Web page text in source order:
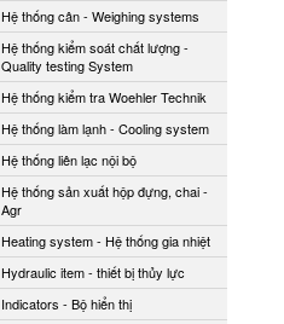
Hệ thống cân - Weighing systems
Hệ thống kiểm soát chất lượng -
Quality testing System
Hệ thống kiểm tra Woehler Technik
Hệ thống làm lạnh - Cooling system
Hệ thống liên lạc nội bộ
Hệ thống sản xuất hộp đựng, chai -
Agr
Heating system - Hệ thống gia nhiệt
Hydraulic item - thiết bị thủy lực
Indicators - Bộ hiển thị